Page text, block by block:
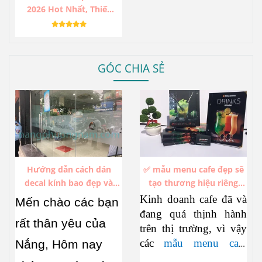
2026 Hot Nhất, Thiết
Kế Độc Lạ, Sang Trọng,
GÓC CHIA SẺ
Hướng dẫn cách dán
decal kính bao đẹp và
không bị bóng khí
Mến chào các bạn
rất thân yêu của
Nắng, Hôm nay
✅ mẫu menu cafe đẹp sẽ
tạo thương hiệu riêng
trong hàng ngàn thương
hiệu cafe đang thịnh hành
Kinh doanh cafe đã và
đang quá thịnh hành
trên thị trường, vì vậy
các mẫu menu cafe